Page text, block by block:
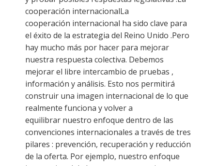
cooperación internacionalLa
cooperación internacional ha sido clave para
el éxito de la estrategia del Reino Unido .Pero
hay mucho más por hacer para mejorar
nuestra respuesta colectiva. Debemos
mejorar el libre intercambio de pruebas ,
información y análisis. Esto nos permitirá
construir una imagen internacional de lo que
realmente funciona y volver a
equilibrar nuestro enfoque dentro de las
convenciones internacionales a través de tres
pilares : prevención, recuperación y reducción
de la oferta. Por ejemplo, nuestro enfoque